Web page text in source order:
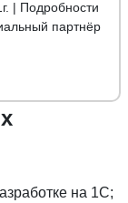
| Подробности
партнёр
на 1С;